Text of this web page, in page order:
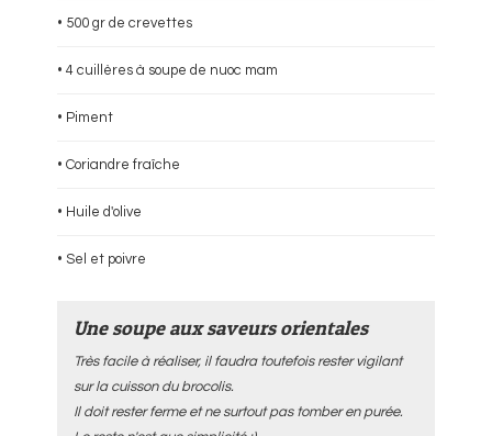
• 500 gr de crevettes
• 4 cuillères à soupe de nuoc mam
• Piment
• Coriandre fraîche
• Huile d'olive
• Sel et poivre
Une soupe aux saveurs orientales
Très facile à réaliser, il faudra toutefois rester vigilant
sur la cuisson du brocolis.
Il doit rester ferme et ne surtout pas tomber en purée.